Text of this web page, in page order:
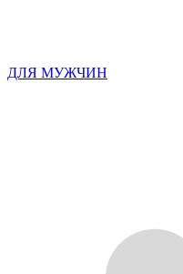
ДЛЯ МУЖЧИН